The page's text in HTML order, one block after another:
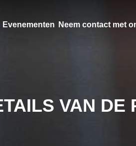
Evenementen Neem contact met
VAN DE